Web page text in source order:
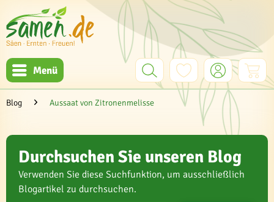
Menü
Blog Aussaat von Zitronenmelisse
Durchsuchen Sie unseren Blog
Verwenden Sie diese Suchfunktion, um ausschließlich
Blogartikel zu durchsuchen.